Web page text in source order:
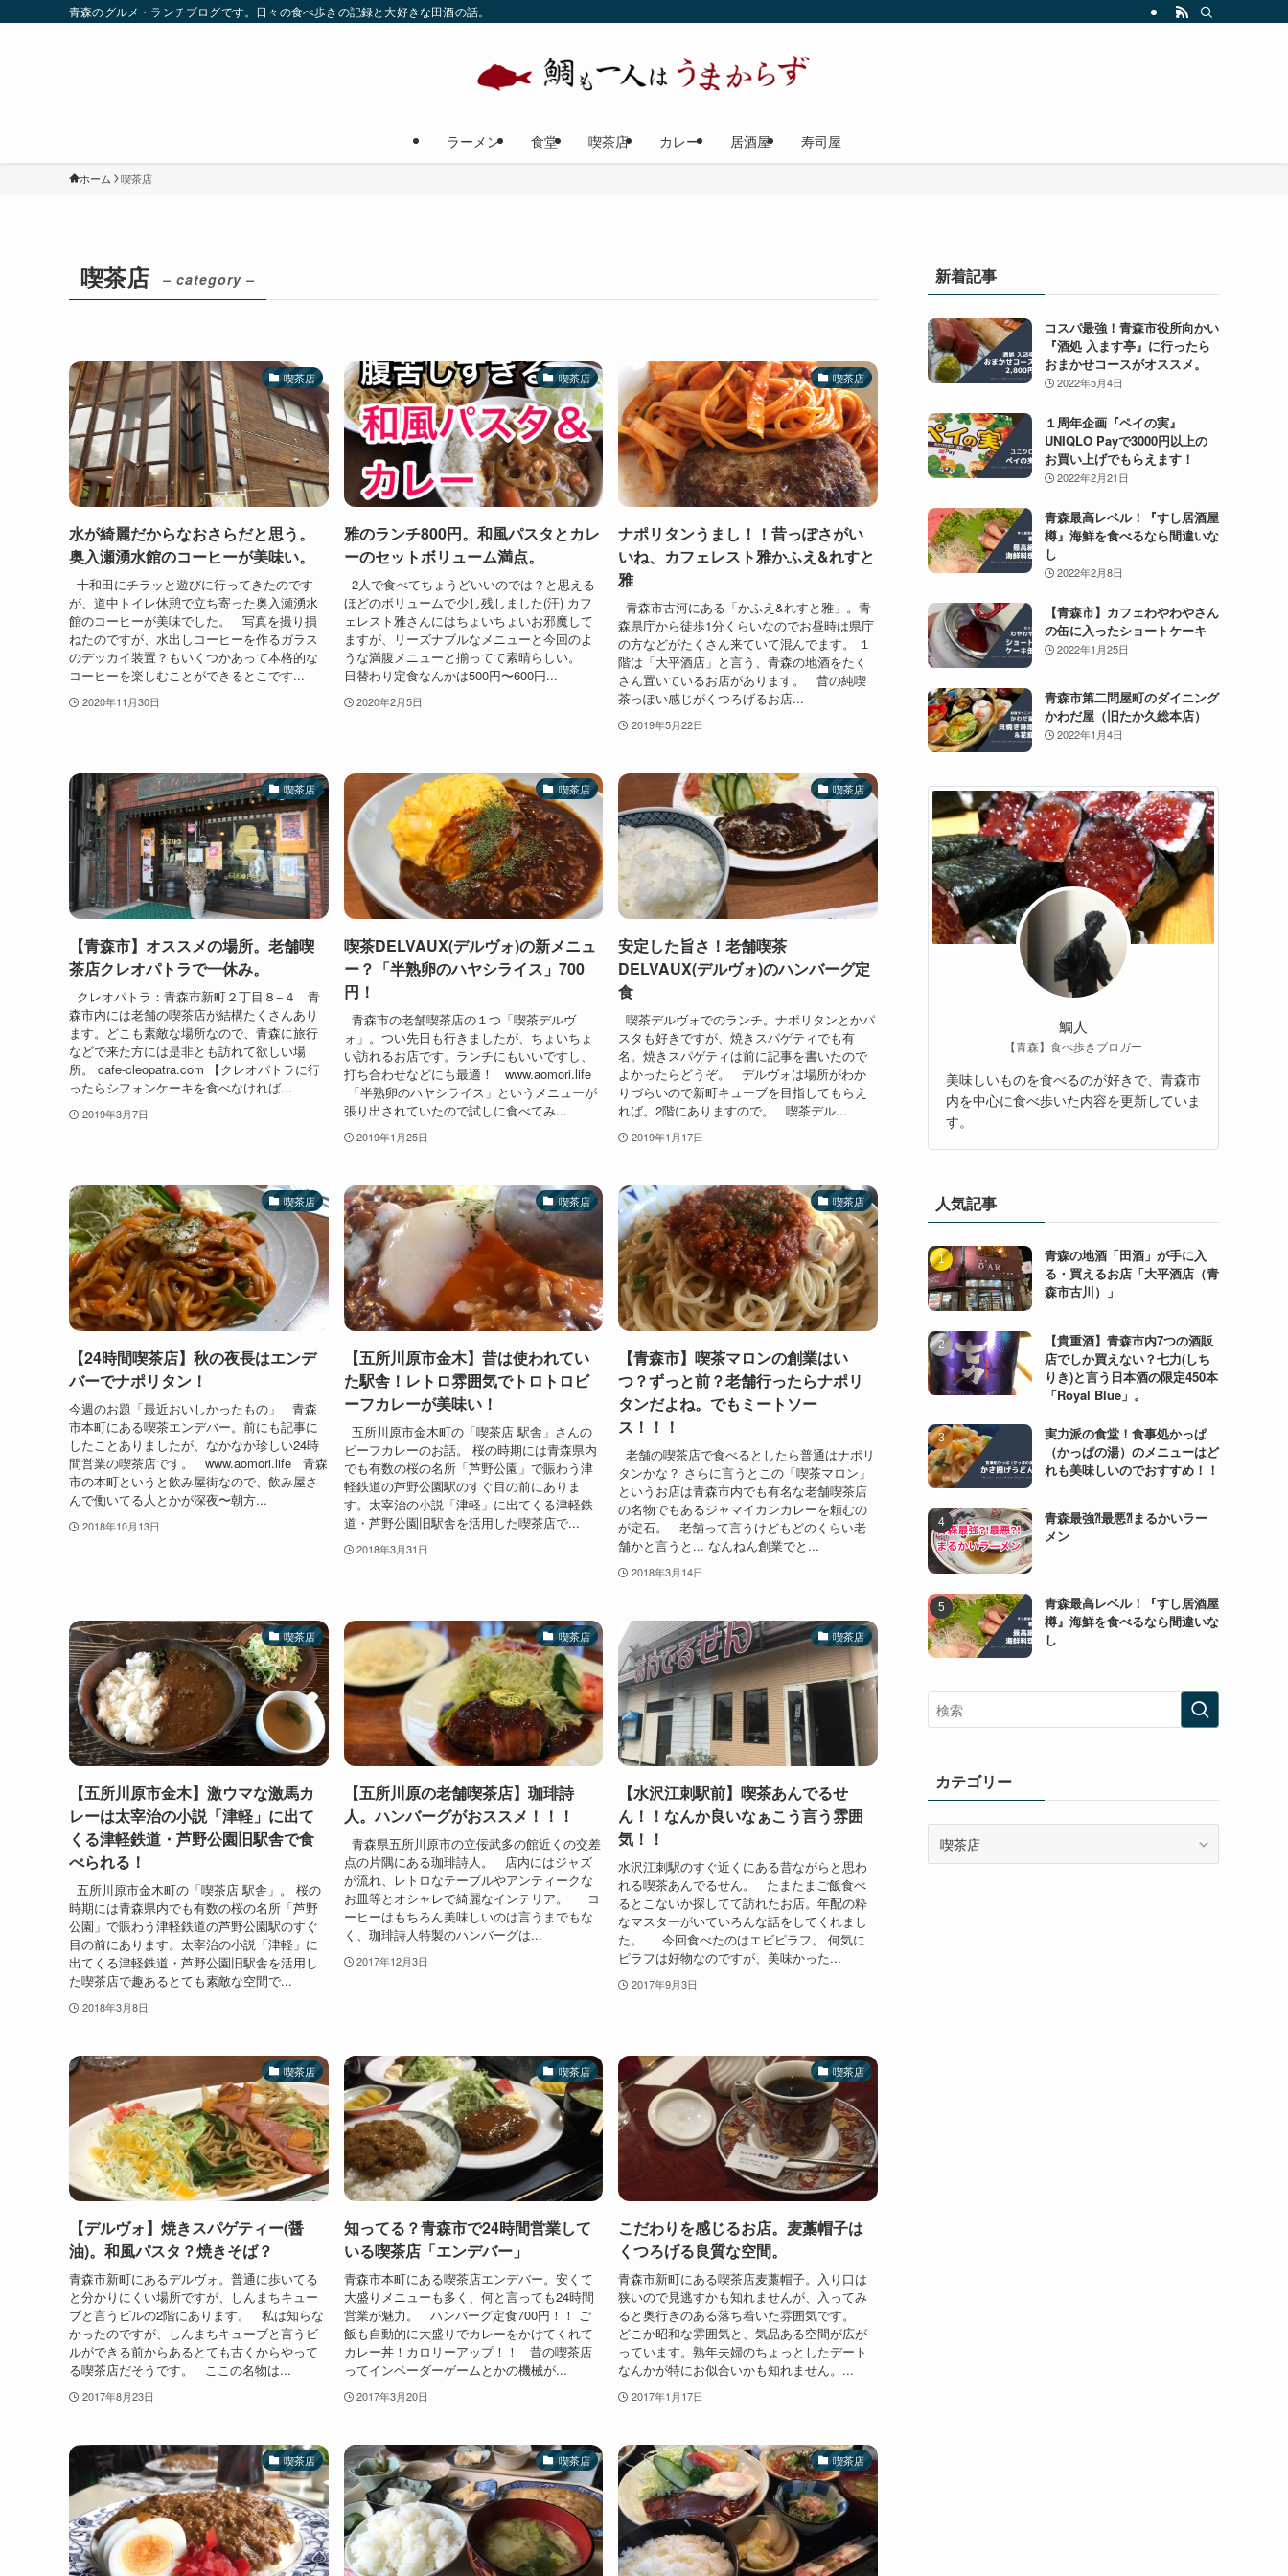
青森のグルメ・ランチブログです。日々の食べ歩きの記録と大好きな田酒の話。
ラーメン 食堂 喫茶店 カレー 居酒屋 寿司屋
ホーム 喫茶店
喫茶店 – category –
喫茶店
水が綺麗だからなおさらだと思う。
奥入瀬湧水館のコーヒーが美味い。
十和田にチラッと遊びに行ってきたのです
が、道中トイレ休憩で立ち寄った奥入瀬湧水
館のコーヒーが美味でした。 写真を撮り損
ねたのですが、水出しコーヒーを作るガラス
のデッカイ装置？もいくつかあって本格的な
コーヒーを楽しむことができるとこです...
2020年11月30日
喫茶店
雅のランチ800円。和風パスタとカレ
ーのセットボリューム満点。
2人で食べてちょうどいいのでは？と思える
ほどのボリュームで少し残しました(汗) カフ
ェレスト雅さんにはちょいちょいお邪魔して
ますが、リーズナブルなメニューと今回のよ
うな満腹メニューと揃ってて素晴らしい。
日替わり定食なんかは500円〜600円...
2020年2月5日
喫茶店
ナポリタンうまし！！昔っぽさがい
いね、カフェレスト雅かふえ&れすと
雅
青森市古河にある「かふえ&れすと雅」。青
森県庁から徒歩1分くらいなのでお昼時は県庁
の方などがたくさん来ていて混んでます。 １
階は「大平酒店」と言う、青森の地酒をたく
さん置いているお店があります。 昔の純喫
茶っぽい感じがくつろげるお店...
2019年5月22日
喫茶店
【青森市】オススメの場所。老舗喫
茶店クレオパトラで一休み。
クレオパトラ：青森市新町２丁目８−４ 青
森市内には老舗の喫茶店が結構たくさんあり
ます。どこも素敵な場所なので、青森に旅行
などで来た方には是非とも訪れて欲しい場
所。 cafe-cleopatra.com 【クレオパトラに行
ったらシフォンケーキを食べなければ...
2019年3月7日
喫茶店
喫茶DELVAUX(デルヴォ)の新メニュ
ー？「半熟卵のハヤシライス」700
円！
青森市の老舗喫茶店の１つ「喫茶デルヴ
ォ」。つい先日も行きましたが、ちょいちょ
い訪れるお店です。ランチにもいいですし、
打ち合わせなどにも最適！ www.aomori.life
「半熟卵のハヤシライス」というメニューが
張り出されていたので試しに食べてみ...
2019年1月25日
喫茶店
安定した旨さ！老舗喫茶
DELVAUX(デルヴォ)のハンバーグ定
食
喫茶デルヴォでのランチ。ナポリタンとかパ
スタも好きですが、焼きスパゲティでも有
名。焼きスパゲティは前に記事を書いたので
よかったらどうぞ。 デルヴォは場所がわか
りづらいので新町キューブを目指してもらえ
れば。2階にありますので。 喫茶デル...
2019年1月17日
喫茶店
【24時間喫茶店】秋の夜長はエンデ
バーでナポリタン！
今週のお題「最近おいしかったもの」 青森
市本町にある喫茶エンデバー。前にも記事に
したことありましたが、なかなか珍しい24時
間営業の喫茶店です。 www.aomori.life 青森
市の本町というと飲み屋街なので、飲み屋さ
んで働いてる人とかが深夜〜朝方...
2018年10月13日
喫茶店
【五所川原市金木】昔は使われてい
た駅舎！レトロ雰囲気でトロトロビ
ーフカレーが美味い！
五所川原市金木町の「喫茶店 駅舎」さんの
ビーフカレーのお話。 桜の時期には青森県内
でも有数の桜の名所「芦野公園」で賑わう津
軽鉄道の芦野公園駅のすぐ目の前にありま
す。太宰治の小説「津軽」に出てくる津軽鉄
道・芦野公園旧駅舎を活用した喫茶店で...
2018年3月31日
喫茶店
【青森市】喫茶マロンの創業はい
つ？ずっと前？老舗行ったらナポリ
タンだよね。でもミートソー
ス！！！
老舗の喫茶店で食べるとしたら普通はナポリ
タンかな？ さらに言うとこの「喫茶マロン」
というお店は青森市内でも有名な老舗喫茶店
の名物でもあるジャマイカンカレーを頼むの
が定石。 老舗って言うけどもどのくらい老
舗かと言うと... なんねん創業でと...
2018年3月14日
喫茶店
【五所川原市金木】激ウマな激馬カ
レーは太宰治の小説「津軽」に出て
くる津軽鉄道・芦野公園旧駅舎で食
べられる！
五所川原市金木町の「喫茶店 駅舎」。 桜の
時期には青森県内でも有数の桜の名所「芦野
公園」で賑わう津軽鉄道の芦野公園駅のすぐ
目の前にあります。太宰治の小説「津軽」に
出てくる津軽鉄道・芦野公園旧駅舎を活用し
た喫茶店で趣あるとても素敵な空間で...
2018年3月8日
喫茶店
【五所川原の老舗喫茶店】珈琲詩
人。ハンバーグがおススメ！！！
青森県五所川原市の立佞武多の館近くの交差
点の片隅にある珈琲詩人。 店内にはジャズ
が流れ、レトロなテーブルやアンティークな
お皿等とオシャレで綺麗なインテリア。 コ
ーヒーはもちろん美味しいのは言うまでもな
く、珈琲詩人特製のハンバーグは...
2017年12月3日
喫茶店
【水沢江刺駅前】喫茶あんでるせ
ん！！なんか良いなぁこう言う雰囲
気！！
水沢江刺駅のすぐ近くにある昔ながらと思わ
れる喫茶あんでるせん。 たまたまご飯食べ
るとこないか探してて訪れたお店。年配の粋
なマスターがいていろんな話をしてくれまし
た。 今回食べたのはエビピラフ。 何気に
ピラフは好物なのですが、美味かった...
2017年9月3日
喫茶店
【デルヴォ】焼きスパゲティー(醤
油)。和風パスタ？焼きそば？
青森市新町にあるデルヴォ。普通に歩いてる
と分かりにくい場所ですが、しんまちキュー
ブと言うビルの2階にあります。 私は知らな
かったのですが、しんまちキューブと言うビ
ルができる前からあるとても古くからやって
る喫茶店だそうです。 ここの名物は...
2017年8月23日
喫茶店
知ってる？青森市で24時間営業して
いる喫茶店「エンデバー」
青森市本町にある喫茶店エンデバー。安くて
大盛りメニューも多く、何と言っても24時間
営業が魅力。 ハンバーグ定食700円！！ ご
飯も自動的に大盛りでカレーをかけてくれて
カレー丼！カロリーアップ！！ 昔の喫茶店
ってインベーダーゲームとかの機械が...
2017年3月20日
喫茶店
こだわりを感じるお店。麦藁帽子は
くつろげる良質な空間。
青森市新町にある喫茶店麦藁帽子。入り口は
狭いので見逃すかも知れませんが、入ってみ
ると奥行きのある落ち着いた雰囲気です。
どこか昭和な雰囲気と、気品ある空間が広が
っています。熟年夫婦のちょっとしたデート
なんかが特にお似合いかも知れません。...
2017年1月17日
喫茶店 喫茶店 喫茶店
新着記事
コスパ最強！青森市役所向かい
『酒処 入ます亭』に行ったら
おまかせコースがオススメ。
2022年5月4日
１周年企画『ペイの実』
UNIQLO Payで3000円以上の
お買い上げでもらえます！
2022年2月21日
青森最高レベル！『すし居酒屋
樽』海鮮を食べるなら間違いな
し
2022年2月8日
【青森市】カフェわやわやさん
の缶に入ったショートケーキ
2022年1月25日
青森市第二問屋町のダイニング
かわだ屋（旧たか久総本店）
2022年1月4日
鯛人
【青森】食べ歩きブロガー
美味しいものを食べるのが好きで、青森市
内を中心に食べ歩いた内容を更新していま
す。
人気記事
青森の地酒「田酒」が手に入
る・買えるお店「大平酒店（青
森市古川）」
【貴重酒】青森市内7つの酒販
店でしか買えない？七力(しち
りき)と言う日本酒の限定450本
「Royal Blue」。
実力派の食堂！食事処かっぱ
（かっぱの湯）のメニューはど
れも美味しいのでおすすめ！！
青森最強⁈最悪⁈まるかいラー
メン
青森最高レベル！『すし居酒屋
樽』海鮮を食べるなら間違いな
し
カテゴリー